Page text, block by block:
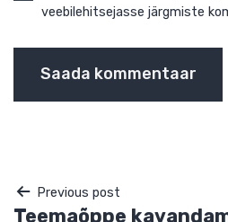
E-post*
Navigeerimine